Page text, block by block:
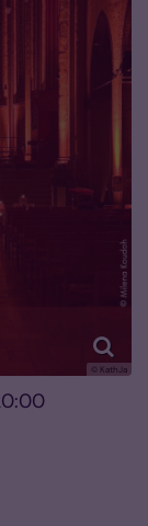
© KathJa